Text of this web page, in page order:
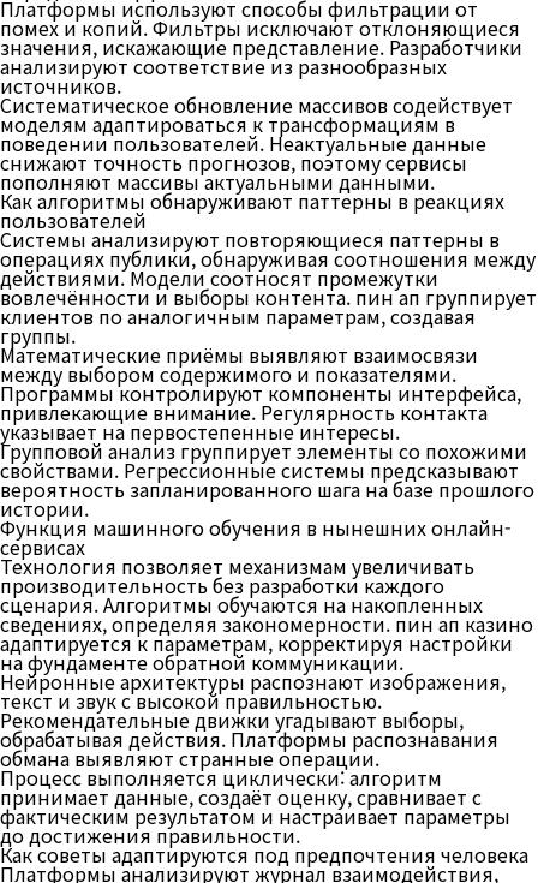
Платформы используют способы фильтрации от
помех и копий. Фильтры исключают отклоняющиеся
значения, искажающие представление. Разработчики
анализируют соответствие из разнообразных
источников.
Систематическое обновление массивов содействует
моделям адаптироваться к трансформациям в
поведении пользователей. Неактуальные данные
снижают точность прогнозов, поэтому сервисы
пополняют массивы актуальными данными.
Как алгоритмы обнаруживают паттерны в реакциях
пользователей
Системы анализируют повторяющиеся паттерны в
операциях публики, обнаруживая соотношения между
действиями. Модели соотносят промежутки
вовлечённости и выборы контента. пин ап группирует
клиентов по аналогичным параметрам, создавая
группы.
Математические приёмы выявляют взаимосвязи
между выбором содержимого и показателями.
Программы контролируют компоненты интерфейса,
привлекающие внимание. Регулярность контакта
указывает на первостепенные интересы.
Групповой анализ группирует элементы со похожими
свойствами. Регрессионные системы предсказывают
вероятность запланированного шага на базе прошлого
истории.
Функция машинного обучения в нынешних онлайн-
сервисах
Технология позволяет механизмам увеличивать
производительность без разработки каждого
сценария. Алгоритмы обучаются на накопленных
сведениях, определяя закономерности. пин ап казино
адаптируется к параметрам, корректируя настройки
на фундаменте обратной коммуникации.
Нейронные архитектуры распознают изображения,
текст и звук с высокой правильностью.
Рекомендательные движки угадывают выборы,
обрабатывая действия. Платформы распознавания
обмана выявляют странные операции.
Процесс выполняется циклически: алгоритм
принимает данные, создаёт оценку, сравнивает с
фактическим результатом и настраивает параметры
до достижения правильности.
Как советы адаптируются под предпочтения человека
Платформы анализируют журнал взаимодействия,